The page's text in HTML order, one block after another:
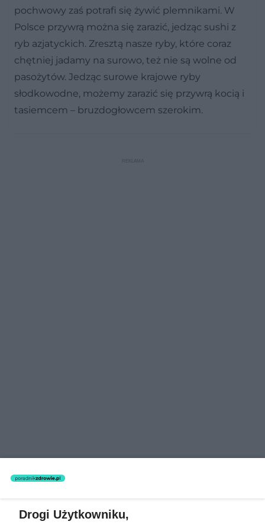
pochwowy zaś potrafi się żywić plemnikami. W
Polsce przywrą można się zarazić, jedząc sushi z
ryb azjatyckich. Zresztą nasze ryby, które coraz
chętniej jadamy na surowo, też nie są wolne od
pasożytów. Jedząc surowe krajowe ryby
słodkowodne, możemy zarazić się przywrą kocią i
tasiemcem – bruzdogłowcem szerokim.
Drogi Użytkowniku,